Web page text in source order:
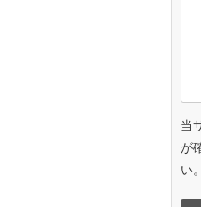
当
が
い。